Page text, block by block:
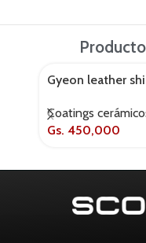
Gyeon leather
Coatings
Gs. 450,000